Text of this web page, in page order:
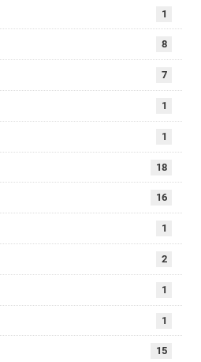
1
8
7
1
1
18
16
1
2
1
1
15